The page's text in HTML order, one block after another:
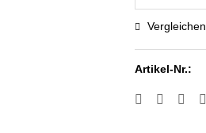
Vergleichen
Artikel-Nr.: